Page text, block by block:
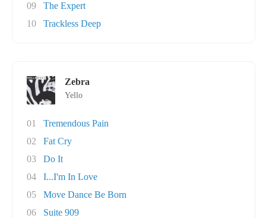
09
The Expert
10
Trackless Deep
Zebra
Yello
01
Tremendous Pain
02
Fat Cry
03
Do It
04
I...I'm In Love
05
Move Dance Be Born
06
Suite 909